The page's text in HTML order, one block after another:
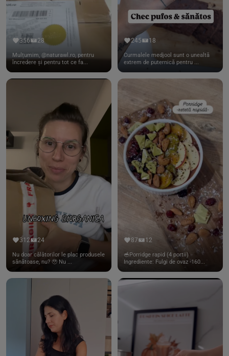
356 28
Mulțumim, @naturawl.ro, pentru
încredere și pentru tot ce fa...
245 18
Curmalele medjool sunt o unealtă
extrem de puternică pentru ...
312 24
Nu doar călătorilor le plac produsele
sănătoase, nu? 🥹 Nu ...
87 12
🥣Porridge rapid (4 portii)
Ingrediente: Fulgi de ovaz -160...